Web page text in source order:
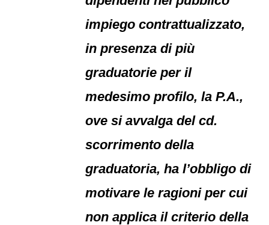
impiego contrattualizzato,
in presenza di più
graduatorie per il
medesimo profilo, la P.A.,
ove si avvalga del cd.
scorrimento della
graduatoria, ha l’obbligo di
motivare le ragioni per cui
non applica il criterio della